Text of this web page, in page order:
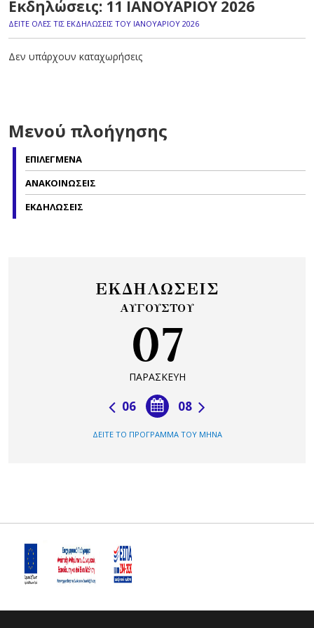
Εκδηλώσεις: 11 ΙΑΝΟΥΑΡΙΟΥ 2026
ΔΕΙΤΕ ΟΛΕΣ ΤΙΣ ΕΚΔΗΛΩΣΕΙΣ ΤΟΥ ΙΑΝΟΥΑΡΙΟΥ 2026
Δεν υπάρχουν καταχωρήσεις
Μενού πλοήγησης
ΕΠΙΛΕΓΜΕΝΑ
ΑΝΑΚΟΙΝΩΣΕΙΣ
ΕΚΔΗΛΩΣΕΙΣ
ΕΚΔΗΛΩΣΕΙΣ
ΑΥΓΟΥΣΤΟΥ
07
ΠΑΡΑΣΚΕΥΗ
08
06
ΔΕΙΤΕ ΤΟ ΠΡΟΓΡΑΜΜΑ ΤΟΥ ΜΗΝΑ